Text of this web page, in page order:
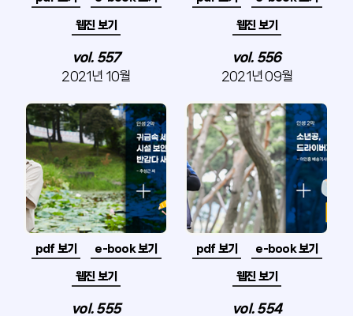
웹진 보기
vol. 557
2021년 10월
웹진 보기
vol. 556
2021년 09월
pdf 보기 e-book 보기
웹진 보기
vol. 555
pdf 보기 e-book 보기
웹진 보기
vol. 554